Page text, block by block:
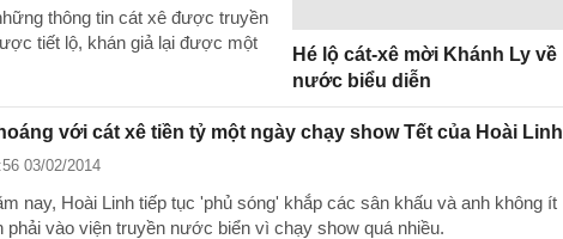
thông tin cát xê được truyền
tiết lộ, khán giả lại được một
Hé lộ cát-xê mời Khánh Ly về
nước biểu diễn
với cát xê tiền tỷ một ngày chạy show Tết của Hoài Linh
03/02/2014
nay, Hoài Linh tiếp tục 'phủ sóng' khắp các sân khấu và anh không ít
phải vào viện truyền nước biển vì chạy show quá nhiều.